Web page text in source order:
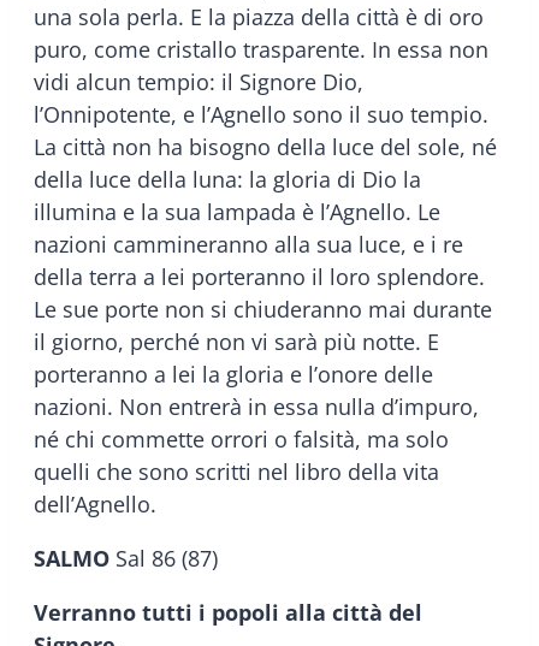
una sola perla. E la piazza della città è di oro
puro, come cristallo trasparente. In essa non
vidi alcun tempio: il Signore Dio,
l’Onnipotente, e l’Agnello sono il suo tempio.
La città non ha bisogno della luce del sole, né
della luce della luna: la gloria di Dio la
illumina e la sua lampada è l’Agnello. Le
nazioni cammineranno alla sua luce, e i re
della terra a lei porteranno il loro splendore.
Le sue porte non si chiuderanno mai durante
il giorno, perché non vi sarà più notte. E
porteranno a lei la gloria e l’onore delle
nazioni. Non entrerà in essa nulla d’impuro,
né chi commette orrori o falsità, ma solo
quelli che sono scritti nel libro della vita
dell’Agnello.
SALMO Sal 86 (87)
Verranno tutti i popoli alla città del